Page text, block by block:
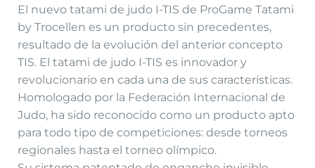
El nuevo tatami de judo I-TIS de ProGame Tatami
by Trocellen es un producto sin precedentes,
resultado de la evolución del anterior concepto
TIS. El tatami de judo I-TIS es innovador y
revolucionario en cada una de sus características.
Homologado por la Federación Internacional de
Judo, ha sido reconocido como un producto apto
para todo tipo de competiciones: desde torneos
regionales hasta el torneo olímpico.